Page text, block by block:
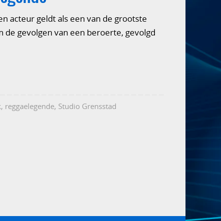
acteur geldt als een van de grootste
gevolgen van een beroerte, gevolgd
, reggaelegende, Studio Grensstad